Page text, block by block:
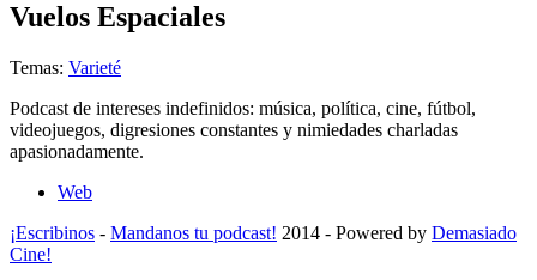
Vuelos Espaciales
Temas: Varieté
Podcast de intereses indefinidos: música, política, cine, fútbol,
videojuegos, digresiones constantes y nimiedades charladas
apasionadamente.
Web
¡Escribinos - Mandanos tu podcast! 2014 - Powered by Demasiado
Cine!